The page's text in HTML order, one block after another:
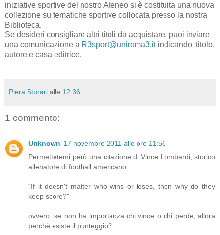
iniziative sportive del nostro Ateneo si è costituita una nuova
collezione su tematiche sportive collocata presso la nostra
Biblioteca.
Se desideri consigliare altri titoli da acquistare, puoi inviare
una comunicazione a R3sport@uniroma3.itindicando: titolo,
autore e casa editrice.
Piera Storari alle 12:36
1 commento:
Unknown 17 novembre 2011 alle ore 11:56
Permettetemi però una citazione di Vince Lombardi, storico
allenatore di football americano:
"If it doesn't matter who wins or loses, then why do they
keep score?"
ovvero: se non ha importanza chi vince o chi perde, allora
perchè esiste il punteggio?